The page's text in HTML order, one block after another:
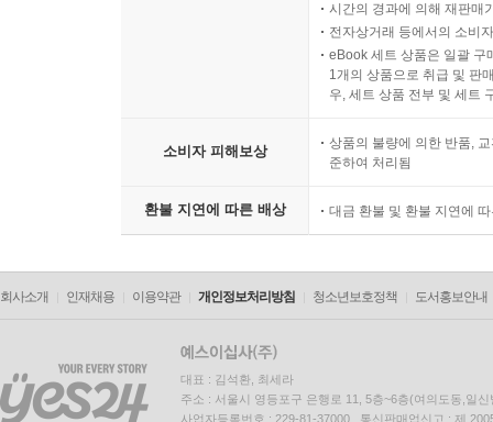
시간의 경과에 의해 재판매
전자상거래 등에서의 소비
eBook 세트 상품은 일괄 구
1개의 상품으로 취급 및 판
우, 세트 상품 전부 및 세트
소비자 피해보상
상품의 불량에 의한 반품,
준하여 처리됨
환불 지연에 따른 배상 대금 환불 및 환불 지연에
회사소개 인재채용 이용약관 개인정보처리방침 청소년보호정책 도서홍보안내
대표 : 김석환, 최세라
주소 : 서울시 영등포구 은행로 11, 5층~6층(여의도동,일신
사업자등록번호 : 229-81-37000 통신판매업신고 : 제